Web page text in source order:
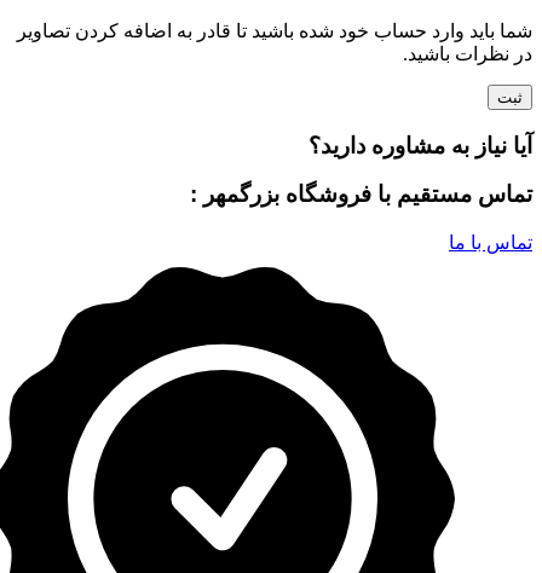
شما باید وارد حساب خود شده باشید تا قادر به اضافه کردن تصاویر
در نظرات باشید.
آیا نیاز به مشاوره دارید؟
تماس مستقیم با فروشگاه بزرگمهر :
تماس با ما